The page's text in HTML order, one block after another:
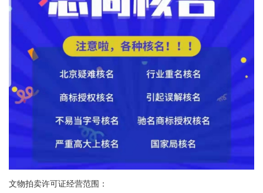
文物拍卖许可证经营范围：